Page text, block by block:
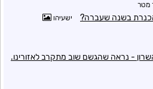
מטר
בשנה שעברה? ישעיהו
- נראה שהגשם שוב מתקרב לאזורינו.